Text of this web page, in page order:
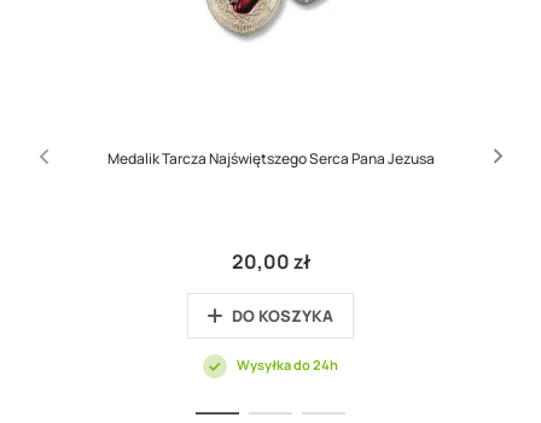
Medalik Tarcza Najświętszego Serca Pana Jezusa
20,00 zł
DO KOSZYKA
Wysyłka do 24h